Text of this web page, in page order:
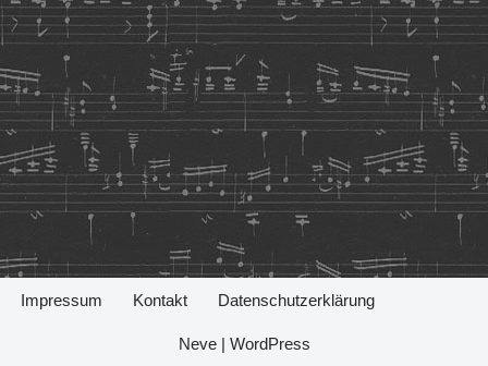
Impressum Kontakt Datenschutzerklärung
Neve| WordPress